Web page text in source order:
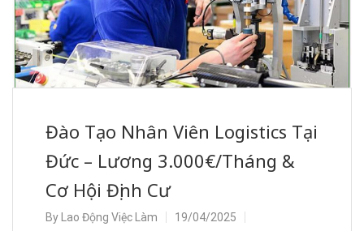
Đào Tạo Nhân Viên Logistics Tại
Đức – Lương 3.000€/Tháng &
Cơ Hội Định Cư
By Lao Động Việc Làm
19/04/2025